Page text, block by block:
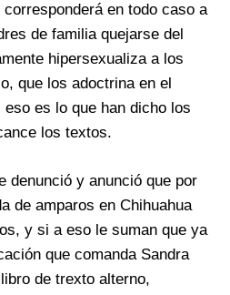
en todo caso a
de familia quejarse del
hipersexualiza a los
que los adoctrina en el
es lo que han dicho los
los textos.
denunció y anunció que por
de amparos en Chihuahua
y si a eso le suman que ya
que comanda Sandra
de trexto alterno,